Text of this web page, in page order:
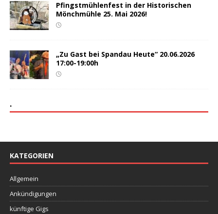
Pfingstmühlenfest in der Historischen
Mönchmühle 25. Mai 2026!
„Zu Gast bei Spandau Heute“ 20.06.2026
17:00-19:00h
.
KATEGORIEN
Allgemein
Ankündigungen
künftige Gigs